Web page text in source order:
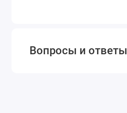
Вопросы и ответы